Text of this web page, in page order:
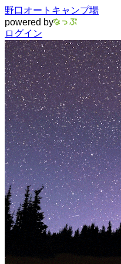
野口オートキャンプ場
powered by
ログイン